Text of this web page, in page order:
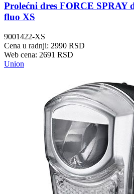
Prolećni dres FORCE SPRAY
fluo XS
9001422-XS
Cena u radnji: 2990 RSD
Web cena: 2691 RSD
Union